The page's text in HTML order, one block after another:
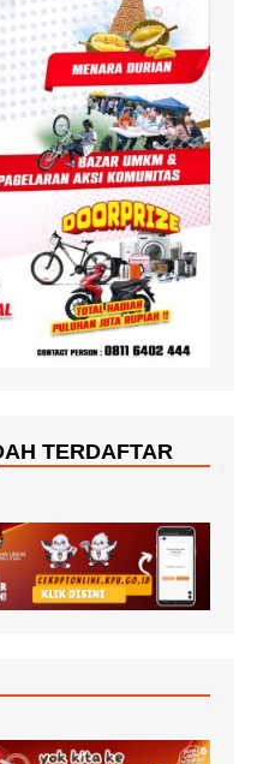
TERDAFTAR